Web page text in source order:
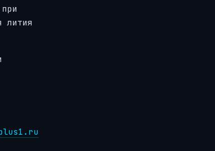
лития